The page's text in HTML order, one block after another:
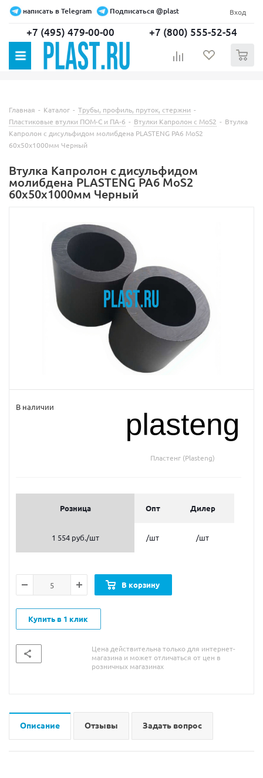
написать в Telegram Подписаться @plast Вход
+7 (495) 479-00-00 +7 (800) 555-52-54
Главная - Каталог - Трубы, профиль, пруток, стержни -
Пластиковые втулки ПОМ-С и ПА-6 - Втулки Капролон с MoS2 - Втулка
Капролон c дисульфидом молибдена PLASTENG PA6 MoS2
60х50х1000мм Черный
Втулка Капролон c дисульфидом
молибдена PLASTENG PA6 MoS2
60х50х1000мм Черный
В наличии
Пластенг (Plasteng)
Розница Опт Дилер
1 554 руб./шт /шт /шт
В корзину
Купить в 1 клик
Цена действительна только для интернет-
магазина и может отличаться от цен в
розничных магазинах
Описание Отзывы Задать вопрос